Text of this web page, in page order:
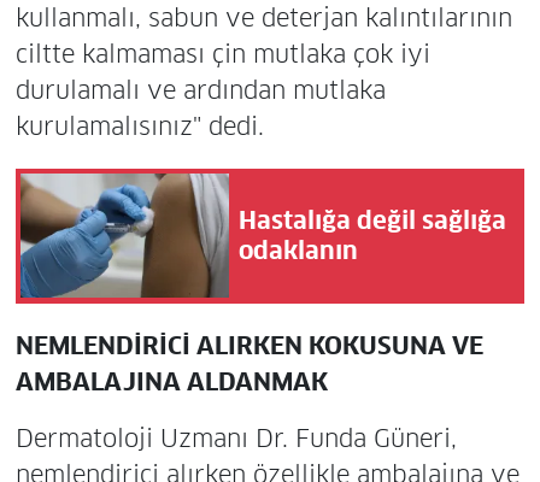
kullanmalı, sabun ve deterjan kalıntılarının
ciltte kalmaması çin mutlaka çok iyi
durulamalı ve ardından mutlaka
kurulamalısınız" dedi.
Hastalığa değil sağlığa
odaklanın
NEMLENDİRİCİ ALIRKEN KOKUSUNA VE
AMBALAJINA ALDANMAK
Dermatoloji Uzmanı Dr. Funda Güneri,
nemlendirici alırken özellikle ambalajına ve